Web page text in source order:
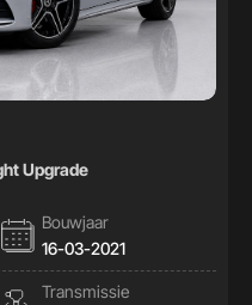
Upgrade
Bouwjaar
16-03-2021
Transmissie